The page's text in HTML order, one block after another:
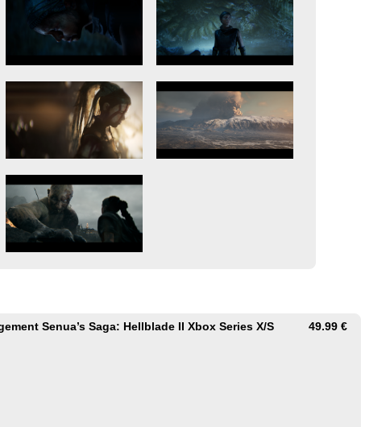
Senua’s Saga: Hellblade II Xbox Series X/S
49.99 €